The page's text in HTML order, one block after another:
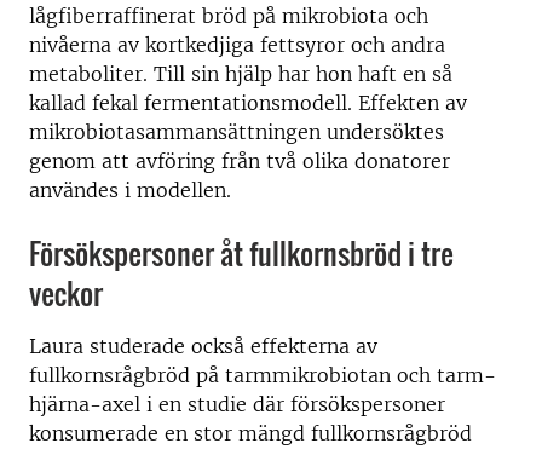
lågfiberraffinerat bröd på mikrobiota och
nivåerna av kortkedjiga fettsyror och andra
metaboliter. Till sin hjälp har hon haft en så
kallad fekal fermentationsmodell. Effekten av
mikrobiotasammansättningen undersöktes
genom att avföring från två olika donatorer
användes i modellen.
Försökspersoner åt fullkornsbröd i tre
veckor
Laura studerade också effekterna av
fullkornsrågbröd på tarmmikrobiotan och tarm-
hjärna-axel i en studie där försökspersoner
konsumerade en stor mängd fullkornsrågbröd